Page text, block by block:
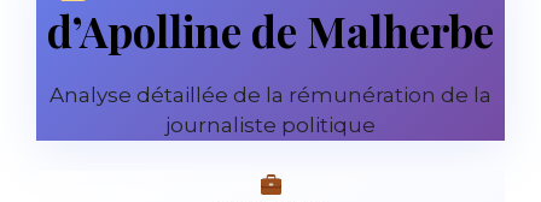
d’Apolline de Malherbe
Analyse détaillée de la rémunération de la
journaliste politique